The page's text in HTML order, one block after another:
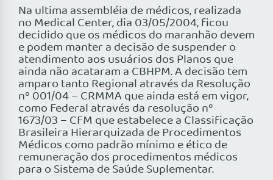
Na ultima assembléia de médicos, realizada
no Medical Center, dia 03/05/2004, ficou
decidido que os médicos do maranhão devem
e podem manter a decisão de suspender o
atendimento aos usuários dos Planos que
ainda não acataram a CBHPM. A decisão tem
amparo tanto Regional através da Resolução
nº 001/04 – CRMMA que ainda está em vigor,
como Federal através da resolução nº
1673/03 – CFM que estabelece a Classificação
Brasileira Hierarquizada de Procedimentos
Médicos como padrão mínimo e ético de
remuneração dos procedimentos médicos
para o Sistema de Saúde Suplementar.